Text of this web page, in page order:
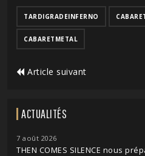
TARDIGRADEINFERNO
CABARETMETAL
Article suivant
ACTUALITÉS
7 août 2026
THEN COMES SILENCE nous